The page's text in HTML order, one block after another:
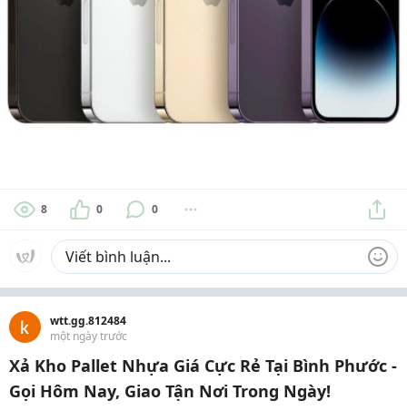
8 0 0
wtt.gg.812484
một ngày trước
Xả Kho Pallet Nhựa Giá Cực Rẻ Tại Bình Phước -
Gọi Hôm Nay, Giao Tận Nơi Trong Ngày!